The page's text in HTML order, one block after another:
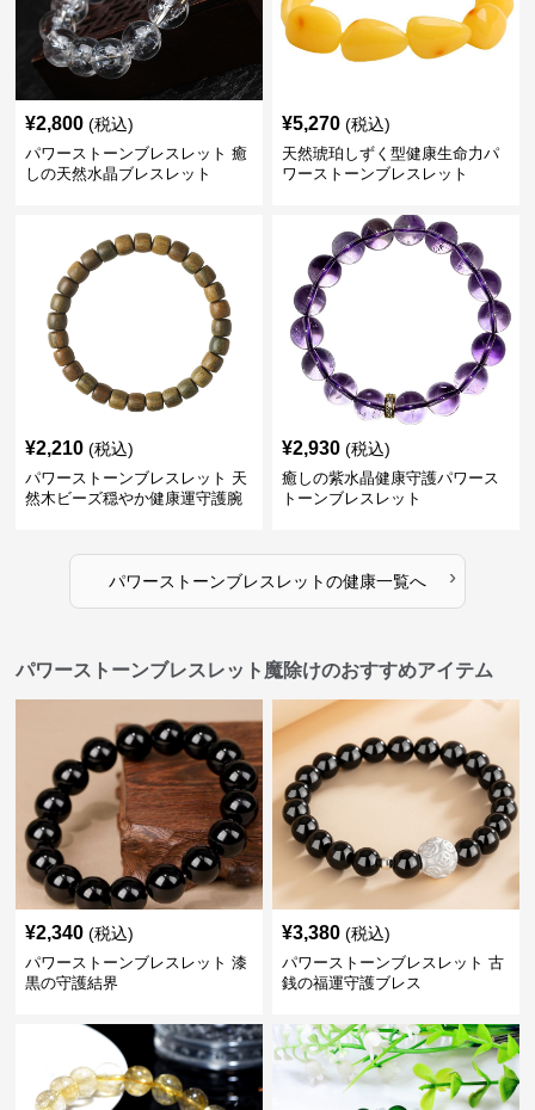
¥2,800 (税込)
パワーストーンブレスレット 癒
しの天然水晶ブレスレット
¥5,270 (税込)
天然琥珀しずく型健康生命力パ
ワーストーンブレスレット
¥2,210 (税込)
パワーストーンブレスレット 天
然木ビーズ穏やか健康運守護腕
¥2,930 (税込)
癒しの紫水晶健康守護パワース
トーンブレスレット
パワーストーンブレスレットの健康一覧へ ›
パワーストーンブレスレット魔除けのおすすめアイテム
¥2,340 (税込)
パワーストーンブレスレット 漆
黒の守護結界
¥3,380 (税込)
パワーストーンブレスレット 古
銭の福運守護ブレス